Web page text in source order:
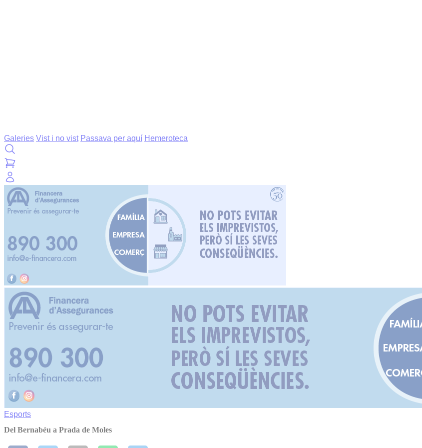
Galeries Vist i no vist Passava per aquí Hemeroteca
Esports
Del Bernabéu a Prada de Moles